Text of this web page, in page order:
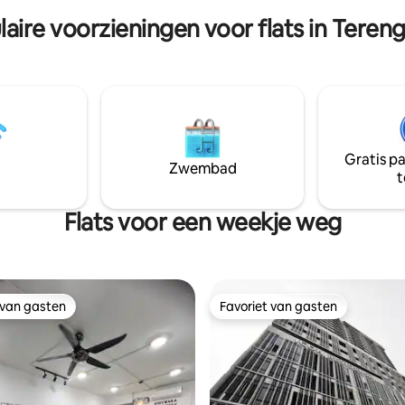
verblijf aan zee
charme. 🐚🌊🌴
MAYANG winkelcentrum , dat
omgeven door restaurants en
voorzieningen voor flats in
Zwembad
Gratis
Flats voor een weekje weg
gasten
gasten Favoriet van gasten
Favoriet van gasten